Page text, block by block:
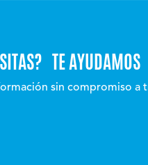
TE AYUDAMOS
sin compromiso a